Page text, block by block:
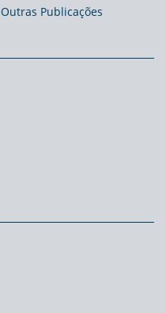
Outras Publicações